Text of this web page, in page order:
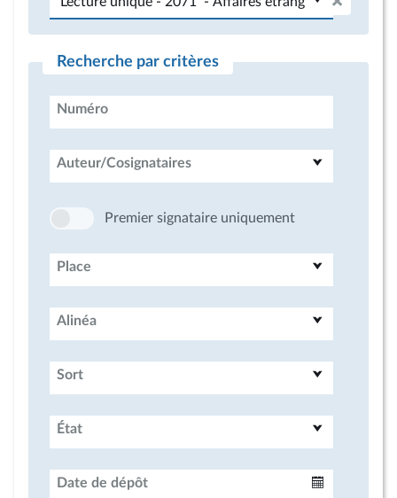
Recherche par critères
Numéro
Auteur/Cosignataires
Premier signataire uniquement
Place
Alinéa
Sort
État
Date de dépôt